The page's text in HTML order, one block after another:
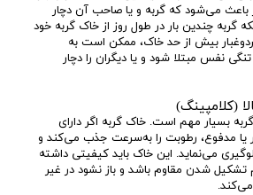
باعث می‌شود که گربه و یا صاحب آن دچار
گربه چندین بار در طول روز از خاک گربه خود
بیش از حد خاک، ممکن است به
نفس مبتلا شود و یا دیگران را دچار
(کلامپینگ)
بسیار مهم است. خاک گربه اگر دارای
یا مدفوع، رطوبت را به‌سرعت جذب می‌کند و
می‌نماید. این خاک باید کیفیتی داشته
شدن مقاوم باشد و باز نشود در غیر